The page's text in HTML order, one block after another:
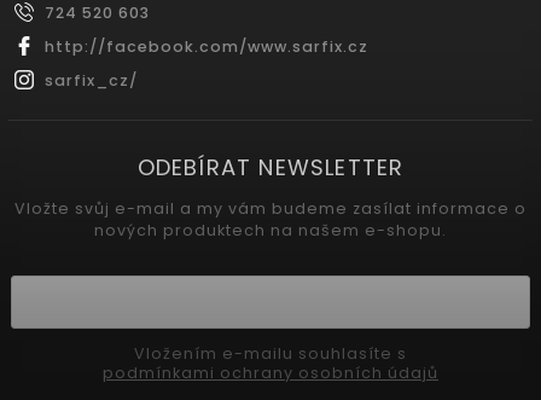
724 520 603
http://facebook.com/www.sarfix.cz
sarfix_cz/
ODEBÍRAT NEWSLETTER
Vložte svůj e-mail a my vám budeme zasílat informace o
nových produktech na našem e-shopu.
podmínkami ochrany osobních údajů